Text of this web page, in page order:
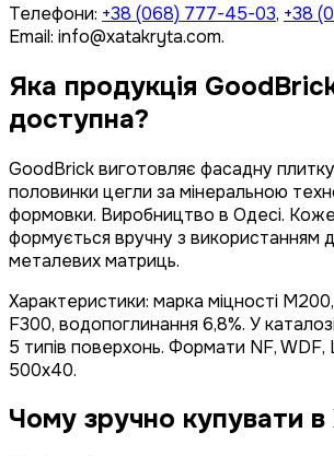
Телефони: +38 (068) 777-45-03, +38
Email: info@xatakryta.com.
Яка продукція
доступна?
GoodBrick виготовляє фасадну
половинки цегли за мінеральною
формовки. Виробництво в Одесі.
формується вручну з використанням
металевих матриць.
Характеристики: марка міцності
F300, водопоглинання 6,8%. У
5 типів поверхонь. Формати NF,
500x40.
Чому зручно купувати в